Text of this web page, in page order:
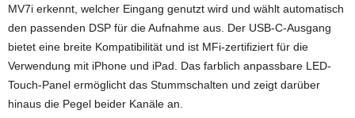
MV7i erkennt, welcher Eingang genutzt wird und wählt automatisch
den passenden DSP für die Aufnahme aus. Der USB-C-Ausgang
bietet eine breite Kompatibilität und ist MFi-zertifiziert für die
Verwendung mit iPhone und iPad. Das farblich anpassbare LED-
Touch-Panel ermöglicht das Stummschalten und zeigt darüber
hinaus die Pegel beider Kanäle an.